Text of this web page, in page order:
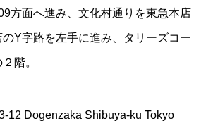
方面へ進み、文化村通りを東急本店
Y字路を左手に進み、タリーズコー
階。
12 Dogenzaka Shibuya-ku Tokyo